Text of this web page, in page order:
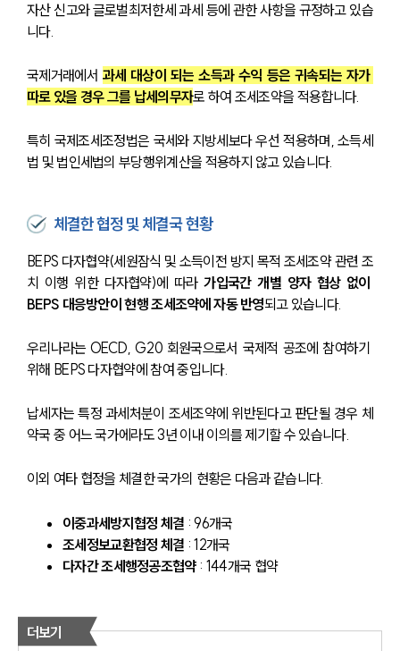
자산 신고와 글로벌최저한세 과세 등에 관한 사항을 규정하고 있습
니다.
국제거래에서 과세 대상이 되는 소득과 수익 등은 귀속되는 자가
따로 있을 경우 그를 납세의무자로 하여 조세조약을 적용합니다.
특히 국제조세조정법은 국세와 지방세보다 우선 적용하며, 소득세
법 및 법인세법의 부당행위계산을 적용하지 않고 있습니다.
체결한 협정 및 체결국 현황
BEPS 다자협약(세원잠식 및 소득이전 방지 목적 조세조약 관련 조
치 이행 위한 다자협약)에 따라 가입국간 개별 양자 협상 없이
BEPS 대응방안이 현행 조세조약에 자동 반영되고 있습니다.
우리나라는 OECD, G20 회원국으로서 국제적 공조에 참여하기
위해 BEPS 다자협약에 참여 중입니다.
납세자는 특정 과세처분이 조세조약에 위반된다고 판단될 경우 체
약국 중 어느 국가에라도 3년 이내 이의를 제기할 수 있습니다.
이외 여타 협정을 체결한 국가의 현황은 다음과 같습니다.
이중과세방지협정 체결 : 96개국
조세정보교환협정 체결 : 12개국
다자간 조세행정공조협약 : 144개국 협약
더보기